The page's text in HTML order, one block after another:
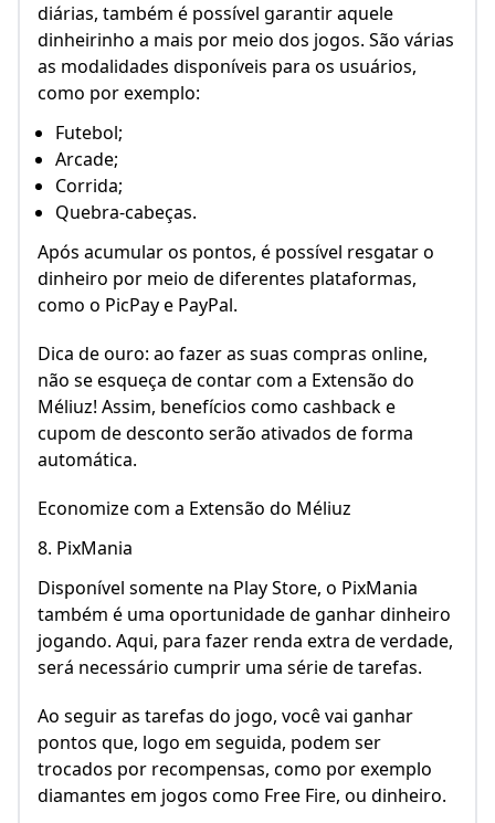
diárias, também é possível garantir aquele
dinheirinho a mais por meio dos jogos. São várias
as modalidades disponíveis para os usuários,
como por exemplo:
Futebol;
Arcade;
Corrida;
Quebra-cabeças.
Após acumular os pontos, é possível resgatar o
dinheiro por meio de diferentes plataformas,
como o PicPay e PayPal.
Dica de ouro: ao fazer as suas compras online,
não se esqueça de contar com a Extensão do
Méliuz! Assim, benefícios como cashback e
cupom de desconto serão ativados de forma
automática.
Economize com a Extensão do Méliuz
8. PixMania
Disponível somente na Play Store, o PixMania
também é uma oportunidade de ganhar dinheiro
jogando. Aqui, para fazer renda extra de verdade,
será necessário cumprir uma série de tarefas.
Ao seguir as tarefas do jogo, você vai ganhar
pontos que, logo em seguida, podem ser
trocados por recompensas, como por exemplo
diamantes em jogos como Free Fire, ou dinheiro.